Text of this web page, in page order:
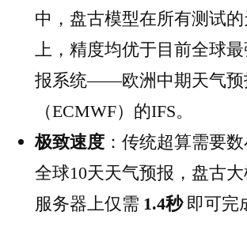
中，盘古模型在所有测试
上，精度均优于目前全球
报系统——欧洲中期天气预
（ECMWF）的IFS。
极致速度 ：传统超算需要
全球10天天气预报，盘古
服务器上仅需 1.4秒即可完